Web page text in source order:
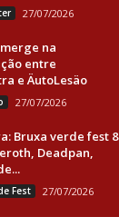
27/07/2026
na
entre
e ÄutoLesäo
27/07/2026
Bruxa verde fest 8
Deadpan,
Fest 27/07/2026